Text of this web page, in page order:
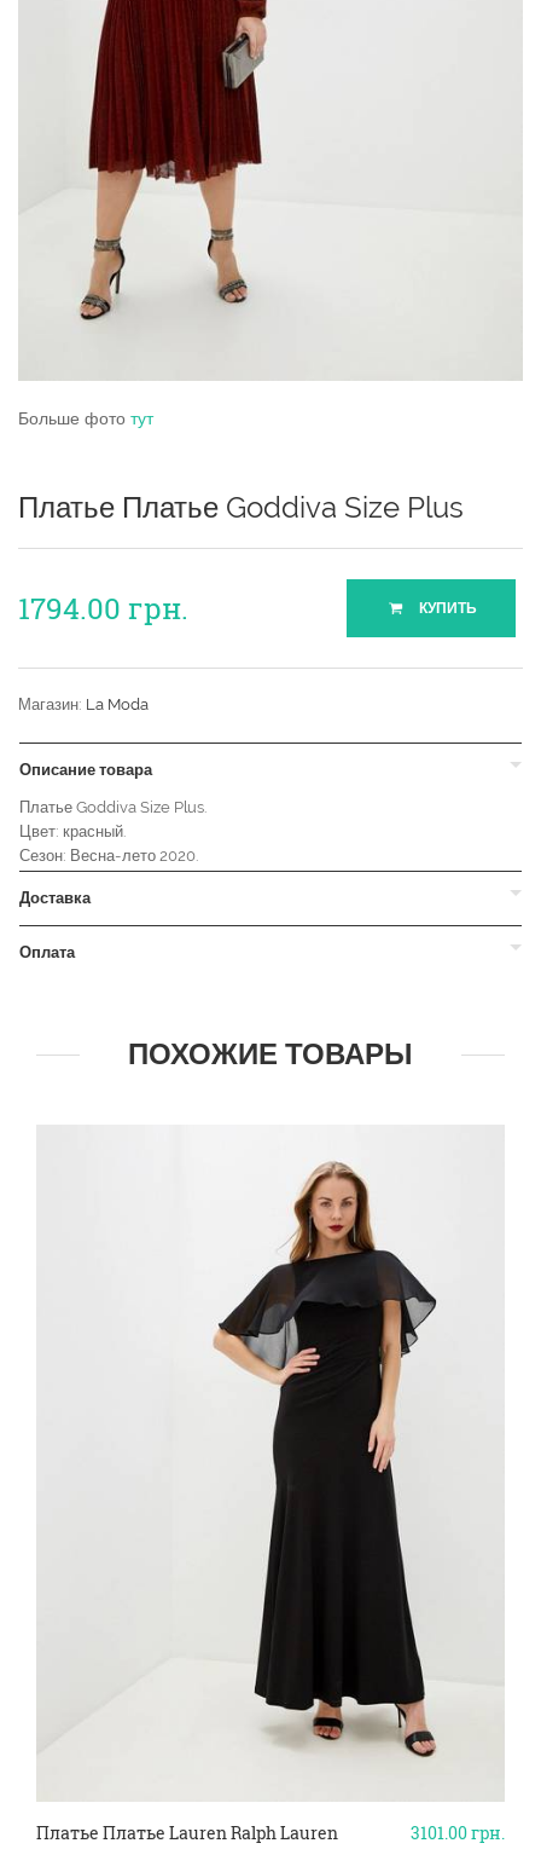
Больше фото тут
Платье Платье Goddiva Size Plus
1794.00 грн. КУПИТЬ
Магазин: La Moda
Описание товара
Платье Goddiva Size Plus.
Цвет: красный.
Сезон: Весна-лето 2020.
Доставка
Оплата
ПОХОЖИЕ ТОВАРЫ
3101.00грн.
Платье Платье Lauren Ralph Lauren